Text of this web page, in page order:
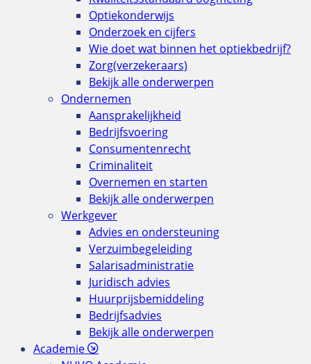
Optiekonderwijs
Onderzoek en cijfers
Wie doet wat binnen het optiekbedrijf?
Zorg(verzekeraars)
Bekijk alle onderwerpen
Ondernemen
Aansprakelijkheid
Bedrijfsvoering
Consumentenrecht
Criminaliteit
Overnemen en starten
Bekijk alle onderwerpen
Werkgever
Advies en ondersteuning
Verzuimbegeleiding
Salarisadministratie
Juridisch advies
Huurprijsbemiddeling
Bedrijfsadvies
Bekijk alle onderwerpen
Academie